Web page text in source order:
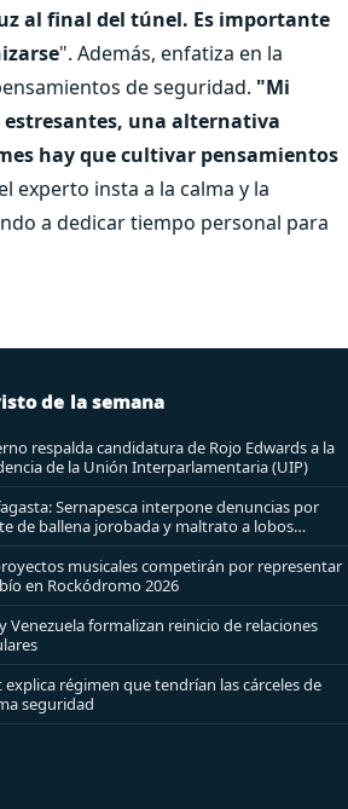
al final del túnel. Es importante
". Además, enfatiza en la
de seguridad. "Mi
estresantes, una alternativa
hay que cultivar pensamientos
experto insta a la calma y la
a dedicar tiempo personal para
de la semana
respalda candidatura de Rojo Edwards a la
de la Unión Interparlamentaria (UIP)
Sernapesca interpone denuncias por
de ballena jorobada y maltrato a lobos
musicales competirán por representar
en Rockódromo 2026
Venezuela formalizan reinicio de relaciones
explica régimen que tendrían las cárceles de
seguridad